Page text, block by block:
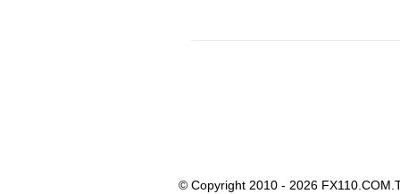
© Copyright 2010 - 2026